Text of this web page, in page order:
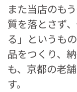
また当店のも
質を落とさず
る」というも
品をつくり、
も、京都の老
す。